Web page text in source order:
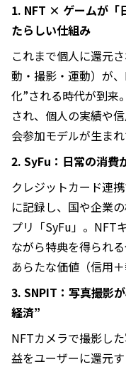
1. NFT × ゲームが「
たらしい仕組み
これまで個人に還元
動・撮影・運動）が
化”される時代が到来
され、個人の実績や
会参加モデルが生まれ
2. SyFu：日常の消費
クレジットカード連
に記録し、国や企業
プリ「SyFu」。NFT
ながら特典を得られ
あらたな価値（信用
3. SNPIT：写真撮影
経済”
NFTカメラで撮影し
益をユーザーに還元